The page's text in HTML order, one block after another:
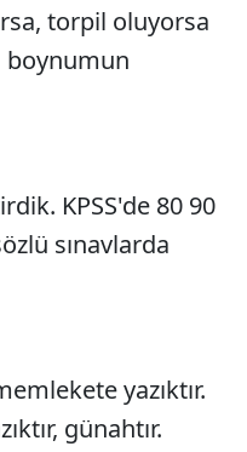
torpil oluyorsa
boynumun
KPSS'de 80 90
sınavlarda
yazıktır.
günahtır.